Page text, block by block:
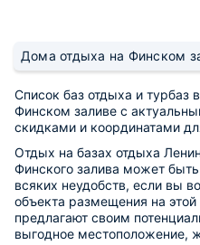
Дома отдыха на Финском
Список баз отдыха и турбаз
Финском заливе с
скидками и координатами
Отдых на базах отдыха
Финского залива может
всяких неудобств, если вы
объекта размещения на
предлагают своим
выгодное местоположение,